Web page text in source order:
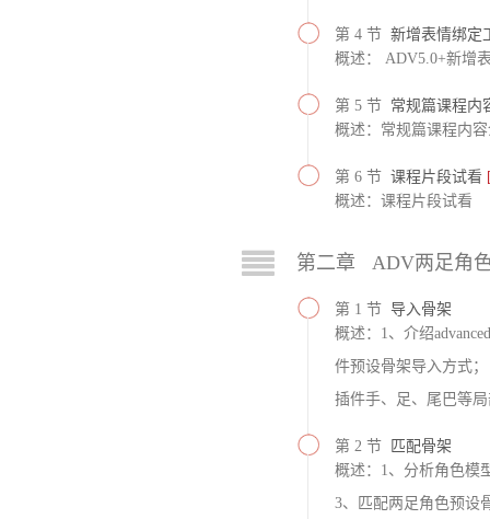
第 4 节 新增表情绑定
概述： ADV5.0+新增
第 5 节 常规篇课程内
概述：常规篇课程内
第 6 节 课程片段试看
概述：课程片段试看
第二章 ADV两足角
第 1 节 导入骨架
概述：1、介绍
件预设骨架导入方式
插件手、足、尾巴等
第 2 节
匹配骨架
概述：1、分析角色模
3、匹配两足角色预设